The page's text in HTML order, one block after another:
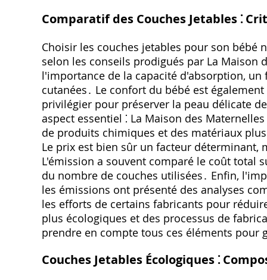
Comparatif des Couches Jetables ⁚
Choisir les couches jetables pour son bébé
selon les conseils prodigués par La Maison
l'importance de la capacité d'absorption,
cutanées․ Le confort du bébé est
privilégier pour préserver la peau délicate
aspect essentiel ⁚ La Maison des
de produits chimiques et des matériaux
Le prix est bien sûr un facteur déterminant,
L'émission a souvent comparé le coût total
du nombre de couches utilisées․ Enfin,
les émissions ont présenté des analyses
les efforts de certains fabricants pour
plus écologiques et des processus de
prendre en compte tous ces éléments pour
Couches Jetables Écologiques ⁚